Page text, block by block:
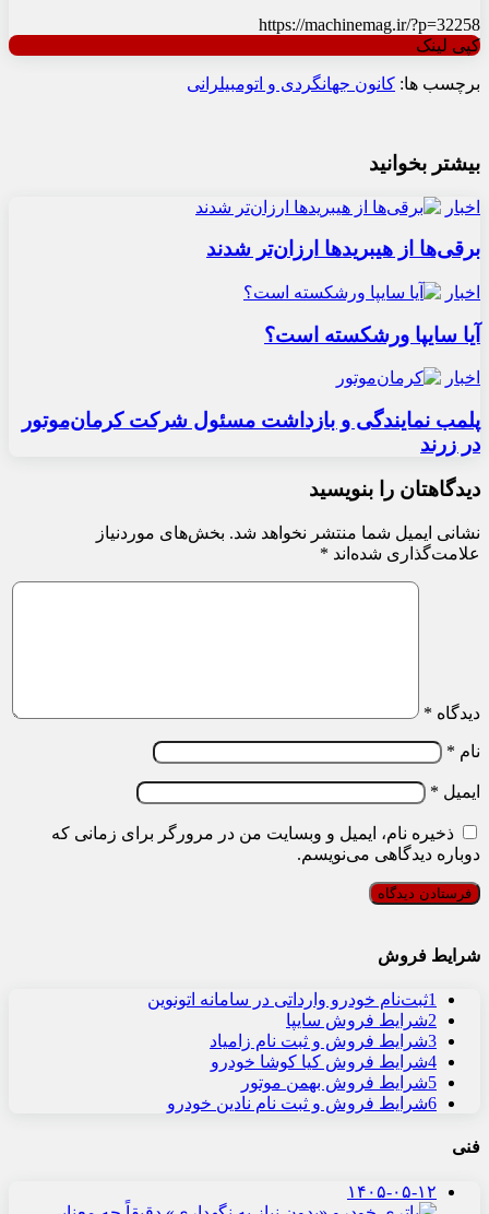
https://machinemag.ir/?p=32258
کپی لینک
برچسب ها: کانون جهانگردی و اتومبیلرانی
بیشتر بخوانید
اخبار
برقی‌ها از هیبریدها ارزان‌تر شدند
اخبار
آیا سایپا ورشکسته است؟
اخبار
پلمب نمایندگی و بازداشت مسئول شرکت کرمان‌موتور
در زرند
دیدگاهتان را بنویسید
نشانی ایمیل شما منتشر نخواهد شد. بخش‌های موردنیاز
علامت‌گذاری شده‌اند *
دیدگاه *
نام *
ایمیل *
ذخیره نام، ایمیل و وبسایت من در مرورگر برای زمانی که
دوباره دیدگاهی می‌نویسم.
شرایط فروش
1ثبت‌نام خودرو وارداتی در سامانه اتونوین
2شرایط فروش سایپا
3شرایط فروش و ثبت نام زامیاد
4شرایط فروش کیا کوشا خودرو
5شرایط فروش بهمن موتور
6شرایط فروش و ثبت نام نادین خودرو
فنی
۱۴۰۵-۰۵-۱۲